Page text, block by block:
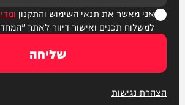
אני מאשר את תנאי השימוש והתקנון
למשלוח תכנים ואישור דיוור לאתר
שליחה
הצהרת נגישות